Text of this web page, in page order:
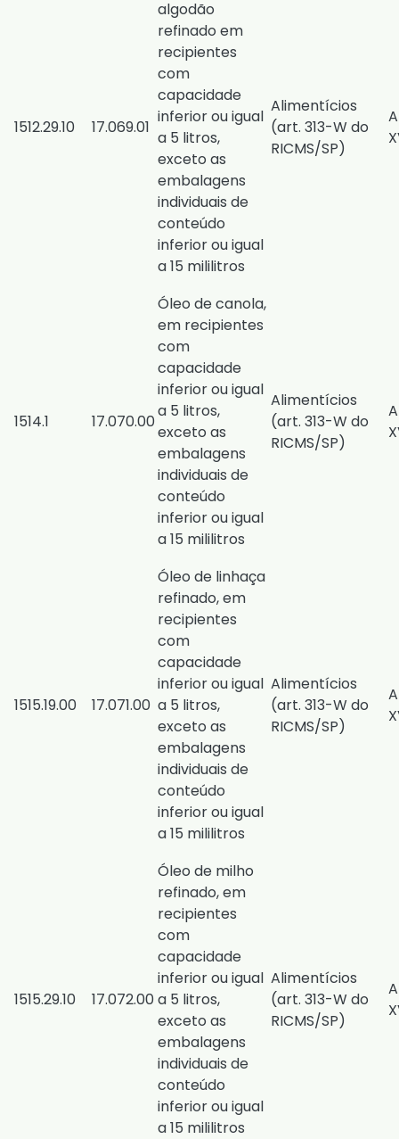
1512.29.10 17.069.01
algodão
refinado em
recipientes
com
capacidade
inferior ou igual
a 5 litros,
exceto as
embalagens
individuais de
conteúdo
inferior ou igual
a 15 mililitros
Alimentícios
(art. 313-W do
RICMS/SP)
1514.1 17.070.00
Óleo de canola,
em recipientes
com
capacidade
inferior ou igual
a 5 litros,
exceto as
embalagens
individuais de
conteúdo
inferior ou igual
a 15 mililitros
Alimentícios
(art. 313-W do
RICMS/SP)
1515.19.00 17.071.00
Óleo de linhaça
refinado, em
recipientes
com
capacidade
inferior ou igual
a 5 litros,
exceto as
embalagens
individuais de
conteúdo
inferior ou igual
a 15 mililitros
Alimentícios
(art. 313-W do
RICMS/SP)
1515.29.10 17.072.00
Óleo de milho
refinado, em
recipientes
com
capacidade
inferior ou igual
a 5 litros,
exceto as
embalagens
individuais de
conteúdo
inferior ou igual
a 15 mililitros
Alimentícios
(art. 313-W do
RICMS/SP)